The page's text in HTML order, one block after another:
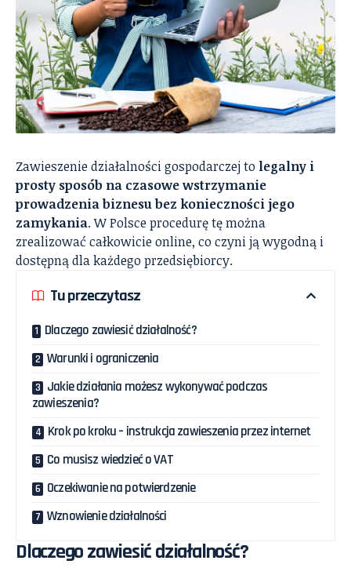
Zawieszenie działalności gospodarczej to legalny i
prosty sposób na czasowe wstrzymanie
prowadzenia biznesu bez konieczności jego
zamykania. W Polsce procedurę tę można
zrealizować całkowicie online, co czyni ją wygodną i
dostępną dla każdego przedsiębiorcy.
Tu przeczytasz
Dlaczego zawiesić działalność?
Warunki i ograniczenia
Jakie działania możesz wykonywać podczas
zawieszenia?
Krok po kroku – instrukcja zawieszenia przez internet
Co musisz wiedzieć o VAT
Oczekiwanie na potwierdzenie
Wznowienie działalności
Dlaczego zawiesić działalność?